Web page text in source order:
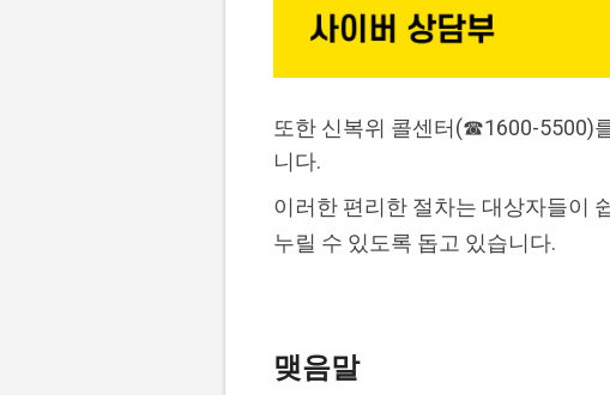
또한 신복위 콜센터(☎1600-5500)
니다.
이러한 편리한 절차는 대상자들이
누릴 수 있도록 돕고 있습니다.
맺음말